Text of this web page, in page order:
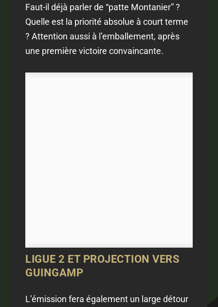
Faut-il déjà parler de “patte Montanier” ?
Quelle est la priorité absolue à court terme
? Attention aussi à l’emballement, après
une première victoire convaincante.
LIGUE 2 ET PROJECTION VERS
GUINGAMP
L’émission fera également un large détour